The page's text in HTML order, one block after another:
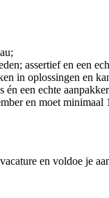
assertief en een
in oplossingen en
een echte
en moet minimaal
en voldoe je